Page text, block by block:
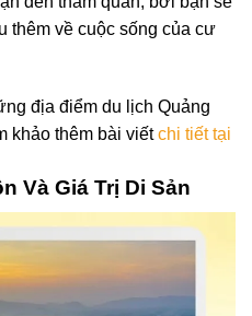
thêm về cuộc sống của cư
địa điểm du lịch Quảng
khảo thêm bài viếtchi tiết tại
Và Giá Trị Di Sản